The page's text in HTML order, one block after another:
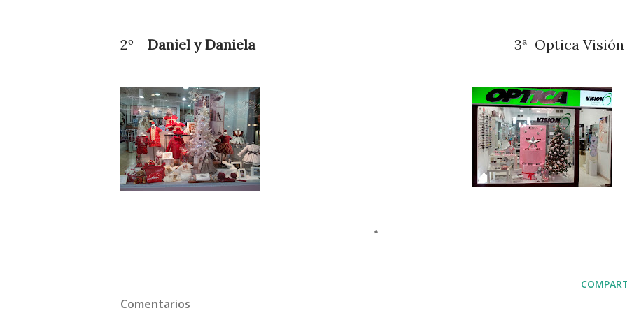
2º Daniel y Daniela 3ª Optica Visión
Comentarios